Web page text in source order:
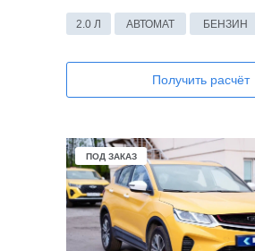
Получить расчёт
2.0 Л АВТОМАТ БЕНЗИН
ПОД ЗАКАЗ